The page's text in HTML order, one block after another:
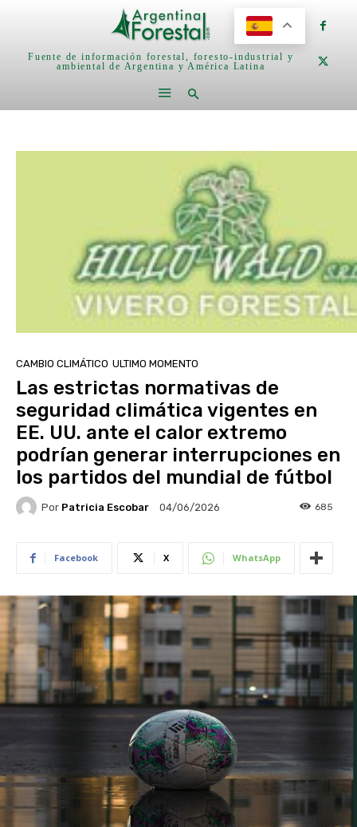
Fuente de información forestal, foresto-industrial y
ambiental de Argentina y América Latina
CAMBIO CLIMÁTICO ULTIMO MOMENTO
Las estrictas normativas de
seguridad climática vigentes en
EE. UU. ante el calor extremo
podrían generar interrupciones en
los partidos del mundial de fútbol
Por Patricia Escobar 04/06/2026 685
Facebook X WhatsApp